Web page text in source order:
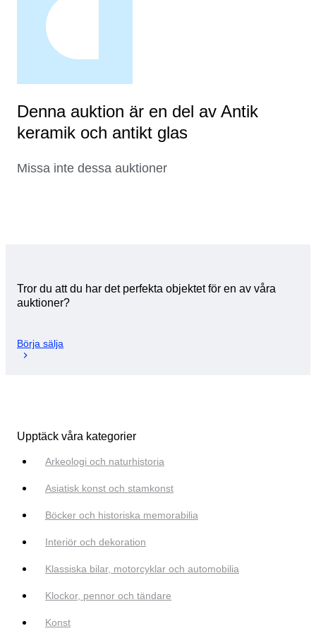
Denna auktion är en del av Antik
keramik och antikt glas
Missa inte dessa auktioner
Tror du att du har det perfekta objektet för en av våra
auktioner?
Börja sälja
Upptäck våra kategorier
Arkeologi och naturhistoria
Asiatisk konst och stamkonst
Böcker och historiska memorabilia
Interiör och dekoration
Klassiska bilar, motorcyklar och automobilia
Klockor, pennor och tändare
Konst